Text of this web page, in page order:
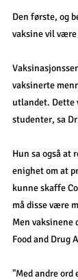
Den første, og
vaksine vil
vaksinerte
utlandet. Dette
studenter, sa
Hun sa også at
enighet om at
kunne skaffe
må disse være
Men vaksinene
Food and Drug
"Med andre ord